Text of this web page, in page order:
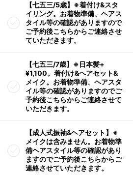
【七五三/5歳】※着付け&スタ
イリング。お着物準備、ヘアス
タイル等の確認がありますので
ご予約後こちらからご連絡させ
ていただきます。
【七五三/7歳】※日本髪+
¥1,100。着付け&ヘアセット&
メイク。お着物準備、ヘアスタ
イル等の確認がありますのでご
予約後こちらからご連絡させて
いただきます。
【成人式振袖&ヘアセット】※
メイクは含みません。お着物準
備ヘアスタイル等の確認があり
ますのでご予約後こちらからご
連絡させていただきます。